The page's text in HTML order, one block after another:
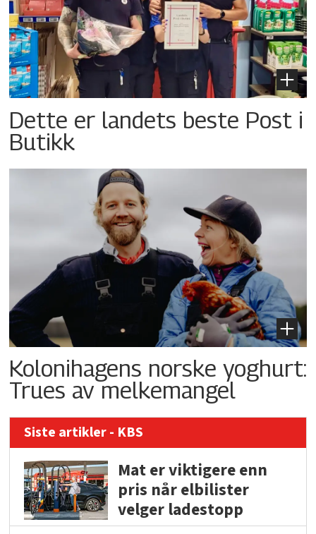
Dette er landets beste Post i
Butikk
Kolonihagens norske yoghurt:
Trues av melkemangel
Siste artikler - KBS
Mat er viktigere enn
pris når elbilister
velger ladestopp